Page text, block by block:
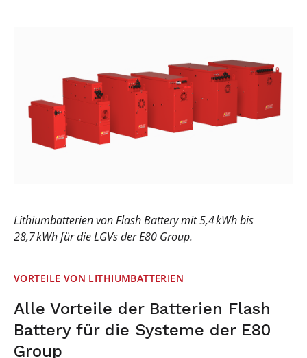
Lithiumbatterien von Flash Battery mit 5,4 kWh bis
28,7 kWh für die LGVs der E80 Group.
VORTEILE VON LITHIUMBATTERIEN
Alle Vorteile der Batterien Flash
Battery für die Systeme der E80
Group